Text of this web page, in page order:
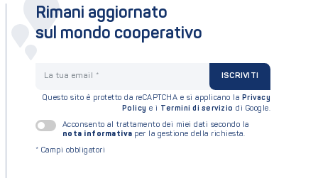
Rimani aggiornato
sul mondo cooperativo
ISCRIVITI
Questo sito è protetto da reCAPTCHA e si applicano la Privacy
Policy e i Termini di servizio di Google.
Acconsento al trattamento dei miei dati secondo la
nota informativa per la gestione della richiesta.
* Campi obbligatori